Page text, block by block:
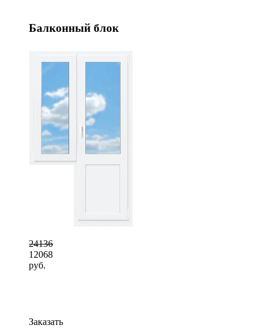
Балконный блок
24136
12068
руб.
Заказать